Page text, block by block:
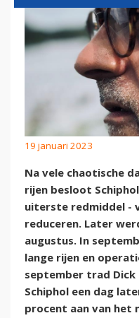
19 januari 2023
Na vele chaotische
rijen besloot
uiterste redmiddel -
reduceren. Later
augustus. In
lange rijen en
september trad Dick
Schiphol een dag
procent aan van het